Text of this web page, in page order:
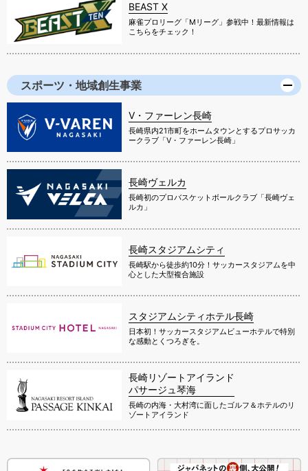
BEAST X
麻雀プロリーグ「Mリーグ」参戦中！最新情報は
こちらをチェック！
スポーツ・地域創生事業
V・ファーレン長崎
長崎県内21市町をホームタウンとするプロサッカ
ークラブ「V・ファーレン長崎」
長崎ヴェルカ
長崎初のプロバスケットボールクラブ「長崎ヴェ
ルカ」
長崎スタジアムシティ
長崎駅から徒歩約10分！サッカースタジアムを中
心とした大型複合施設
スタジアムシティホテル長崎
日本初！サッカースタジアムビューホテルで特別
な感動とくつろぎを。
長崎リゾートアイランド
パサージュ琴海
長崎の内海・大村湾に面したゴルフ＆ホテルのリ
ゾートアイランド